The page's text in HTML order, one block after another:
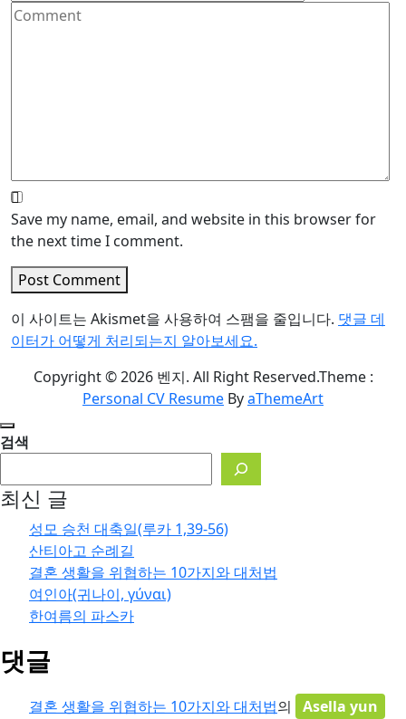
Save my name, email, and website in this browser for
the next time I comment.
Post Comment
이 사이트는 Akismet을 사용하여 스팸을 줄입니다. 댓글 데
이터가 어떻게 처리되는지 알아보세요.
Copyright © 2026 벤지. All Right Reserved.Theme :
Personal CV Resume ByaThemeArt
검색
최신 글
성모 승천 대축일(루카 1,39-56)
산티아고 순례길
결혼 생활을 위협하는 10가지와 대처법
여인아(귀나이, γύναι)
한여름의 파스카
댓글
결혼 생활을 위협하는 10가지와 대처법의 Asella yun